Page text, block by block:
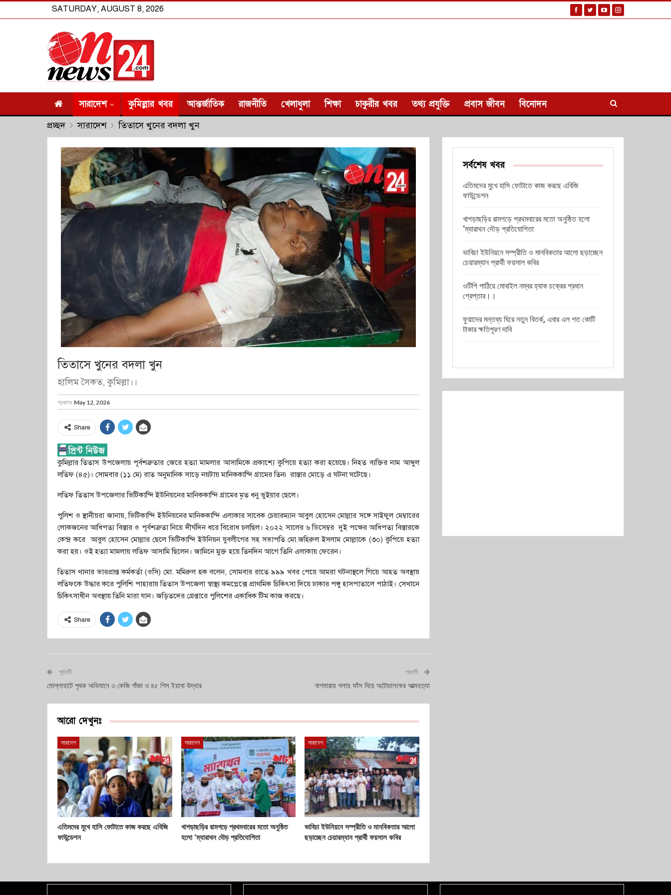
SATURDAY, AUGUST 8, 2026
সারাদেশ কুমিল্লার খবর আন্তর্জাতিক রাজনীতি খেলাধুলা শিক্ষা চাকুরীর খবর তথ্য প্রযুক্তি প্রবাস জীবন বিনোদন
প্রচ্ছদ সারাদেশ তিতাসে খুনের বদলা খুন
তিতাসে খুনের বদলা খুন
হালিম সৈকত, কুমিল্লা।।
প্রকাশঃ May 12, 2026
Share
কুমিল্লার তিতাস উপজেলায় পূর্বশত্রুতার জেরে হত্যা মামলার আসামিকে প্রকাশ্যে কুপিয়ে হত্যা করা হয়েছে। নিহত ব্যক্তির নাম আব্দুল
লতিফ (৪৫)। সোমবার (১১ মে) রাত অনুমানিক সাড়ে নয়টায় মানিককান্দি গ্রামের তিন৷ রাস্তার মোড়ে এ ঘটনা ঘটেছে।
লতিফ তিতাস উপজেলার ভিটিকান্দি ইউনিয়নের মানিককান্দি গ্রামের মৃত ধনু ভুইয়ার ছেলে।
পুলিশ ও স্থানীয়রা জানায়, ভিটিকান্দি ইউনিয়নের মানিককান্দি এলাকার সাবেক চেয়ারম্যান আবুল হোসেন মোল্লার সঙ্গে সাইফুল মেম্বারের
লোকজনের আধিপত্য বিস্তার ও পূর্বশত্রুতা নিয়ে দীর্ঘদিন ধরে বিরোধ চলছিল। ২০২২ সালের ৬ ডিসেম্বর দুই পক্ষের আধিপত্য বিস্তারকে
কেন্দ্র করে আবুল হোসেন মোল্লার ছেলে ভিটিকান্দি ইউনিয়ন যুবলীগের সহ সভাপতি মো.জহিরুল ইসলাম মোল্লাকে (৩০) কুপিয়ে হত্যা
করা হয়। ওই হত্যা মামলায় লতিফ আসামি ছিলেন। জামিনে মুক্ত হয়ে তিনদিন আগে তিনি এলাকায় ফেরেন।
তিতাস থানার ভারপ্রাপ্ত কর্মকর্তা (ওসি) মো. মমিরুল হক বলেন, সোমবার রাতে ৯৯৯ খবর পেয়ে আমরা ঘটনাস্থলে গিয়ে আহত অবস্থায়
লতিফকে উদ্ধার করে পুলিশি পাহারায় তিতাস উপজেলা স্বাস্থ্য কমপ্লেক্সে প্রাথমিক চিকিৎসা দিয়ে ঢাকার পঙ্গু হাসপাতালে পাঠাই। সেখানে
চিকিৎসাধীন অবস্থায় তিনি মারা যান। জড়িতদের গ্রেপ্তারে পুলিশের একাধিক টিম কাজ করছে।
Share
পূর্ববর্তী
মোল্লাহাটে পৃথক অভিযানে ৩ কেজি গাঁজা ও ৪৫ পিস ইয়াবা উদ্ধার
পরবর্তী
বাগমারায় গলায় ফাঁস দিয়ে অটোচালকের আত্মহত্যা
আরো দেখুনঃ
সারাদেশ
এতিমদের মুখে হাসি ফোটাতে কাজ করছে এবিজি
ফাউন্ডেশন
সারাদেশ
খাগড়াছড়ির রামগড়ে প্রথমবারের মতো অনুষ্ঠিত
হলো ‘ম্যারাথন দৌড় প্রতিযোগিতা
সারাদেশ
ভাবিচা ইউনিয়নে সম্প্রীতি ও মানবিকতার আলো
ছড়াচ্ছেন চেয়ারম্যান প্রার্থী ফয়সাল কবির
সর্বশেষ খবর
এতিমদের মুখে হাসি ফোটাতে কাজ করছে এবিজি
ফাউন্ডেশন
খাগড়াছড়ির রামগড়ে প্রথমবারের মতো অনুষ্ঠিত হলো
‘ম্যারাথন দৌড় প্রতিযোগিতা
ভাবিচা ইউনিয়নে সম্প্রীতি ও মানবিকতার আলো ছড়াচ্ছেন
চেয়ারম্যান প্রার্থী ফয়সাল কবির
ওটিপি পাঠিয়ে মোবাইল নম্বর হ্যাক চক্রের প্রধান
গ্রেপ্তার।।
ফুয়াদের মন্তব্য ঘিরে নতুন বিতর্ক, এবার এল শত কোটি
টাকার ক্ষতিপূরণ দাবি